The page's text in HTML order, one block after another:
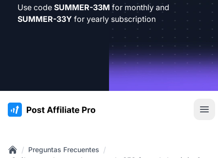
Use code SUMMER-33M for monthly and
SUMMER-33Y for yearly subscription
:site.title
/ Preguntas Frecuentes /